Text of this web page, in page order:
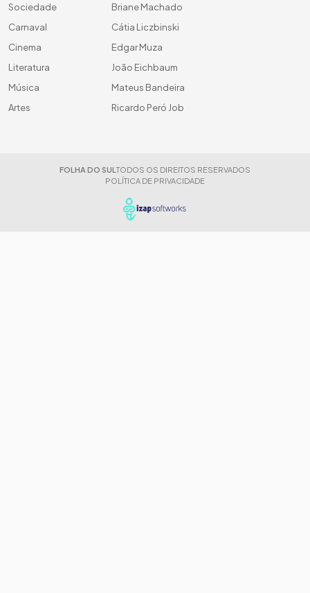
Sociedade
Carnaval
Cinema
Literatura
Música
Artes
Briane Machado
Cátia Liczbinski
Edgar Muza
João Eichbaum
Mateus Bandeira
Ricardo Peró Job
FOLHA DO SUL TODOS OS DIREITOS RESERVADOS
POLÍTICA DE PRIVACIDADE